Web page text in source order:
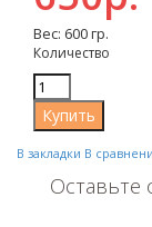
Вес: 600 гр.
Количество
В закладки В
Оставьте